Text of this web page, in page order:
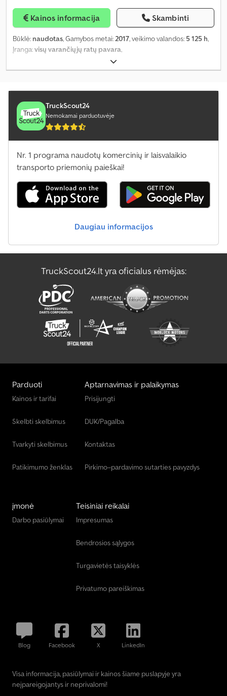
Kainos informacija Skambinti
Būklė: naudotas, Gamybos metai:2017, veikimo valandos: 5 125 h,
Įranga:visų varančiųjų ratų pavara,
TruckScout24
Nemokamai parduotuvėje
Nr. 1 programa naudotų komercinių ir laisvalaikio
transporto priemonių paieškai!
Daugiau informacijos
TruckScout24.lt yra oficialus rėmėjas:
Parduoti
Kainos ir tarifai
Skelbti skelbimus
Tvarkyti skelbimus
Patikimumo ženklas
Aptarnavimas ir palaikymas
Prisijungti
DUK/Pagalba
Kontaktas
Pirkimo–pardavimo sutarties pavyzdys
įmonė
Darbo pasiūlymai
Teisiniai reikalai
Impresumas
Bendrosios sąlygos
Turgavietės taisyklės
Privatumo pareiškimas
Blog Facebook X LinkedIn
Visa informacija, pasiūlymai ir kainos šiame puslapyje yra
neįpareigojantys ir neprivalomi!